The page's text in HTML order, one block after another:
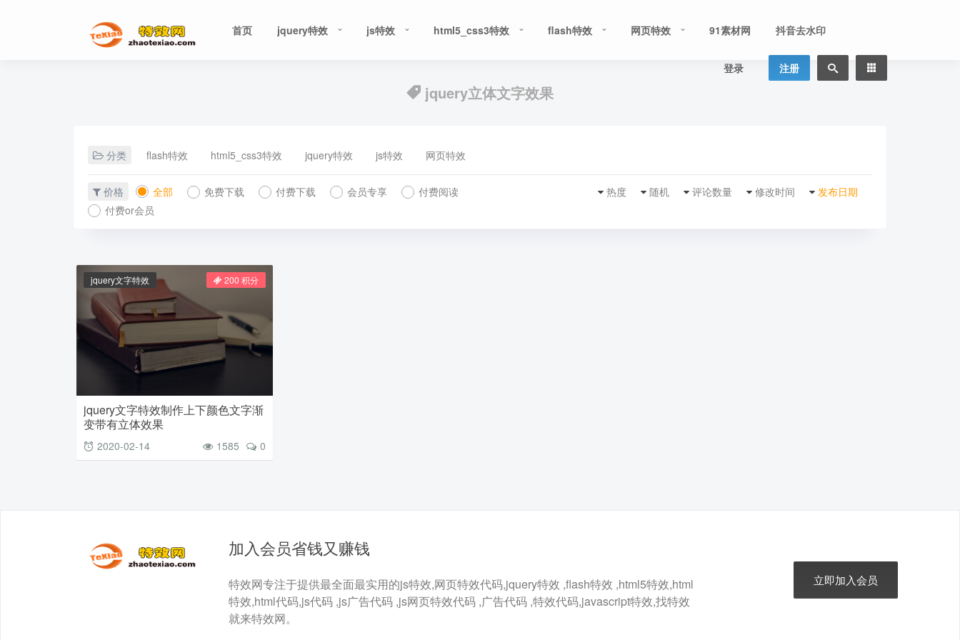
首页 jquery特效 js特效 html5_css3特效 flash特效 网页特效 91素材网 抖音去水印
登录 注册
jquery立体文字效果
分类 flash特效 html5_css3特效 jquery特效 js特效 网页特效
价格 全部 免费下载 付费下载 会员专享
付费阅读
付费or会员
发布日期
修改时间
评论数量
随机
热度
200 积分
jquery文字特效
jquery文字特效制作上下颜色文字渐
变带有立体效果
2020-02-14 0
1585
加入会员省钱又赚钱
特效网专注于提供最全面最实用的js特效,网页特效代码,jquery特效 ,flash特效 ,html5特效,html
特效,html代码,js代码 ,js广告代码 ,js网页特效代码 ,广告代码 ,特效代码,javascript特效,找特效
就来特效网。
立即加入会员